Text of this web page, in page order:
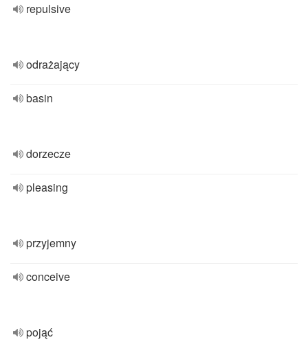
repulsive
odrażający
basin
dorzecze
pleasing
przyjemny
conceive
pojąć